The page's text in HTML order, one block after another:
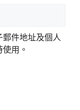
件地址及個人
用。